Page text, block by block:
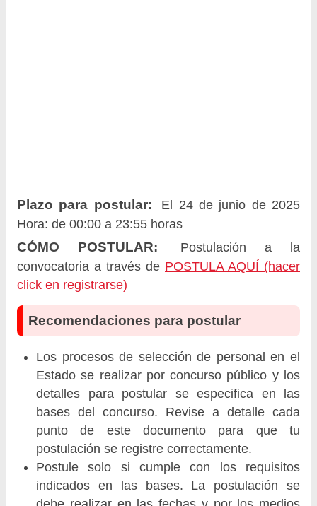
Plazo para postular:
El 24 de junio de 2025
Hora: de 00:00 a 23:55 horas
CÓMO POSTULAR:
Postulación a la
convocatoria a través de POSTULA AQUÍ (hacer
click en registrarse)
Recomendaciones para postular
Los procesos de selección de personal en el
Estado se realizar por concurso público y los
detalles para postular se especifica en las
bases del concurso. Revise a detalle cada
punto de este documento para que tu
postulación se registre correctamente.
Postule solo si cumple con los requisitos
indicados en las bases. La postulación se